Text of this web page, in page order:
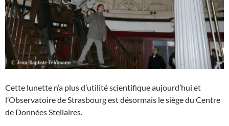
Cette lunette n’a plus d’utilité scientifique aujourd’hui et
l’Observatoire de Strasbourg est désormais le siège du Centre
de Données Stellaires.